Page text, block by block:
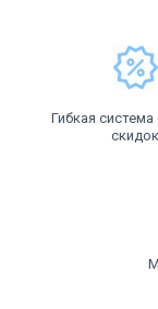
Гибкая
скидок